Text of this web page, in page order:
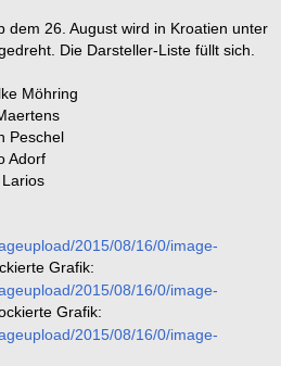
dem 26. August wird in Kroatien unter
Die Darsteller-Liste füllt sich.
Möhring
Peschel
Adorf
2015/08/16/0/image-
Grafik:
2015/08/16/0/image-
Grafik:
2015/08/16/0/image-